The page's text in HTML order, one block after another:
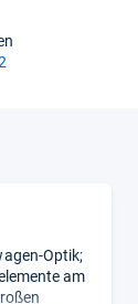
Optik;
am